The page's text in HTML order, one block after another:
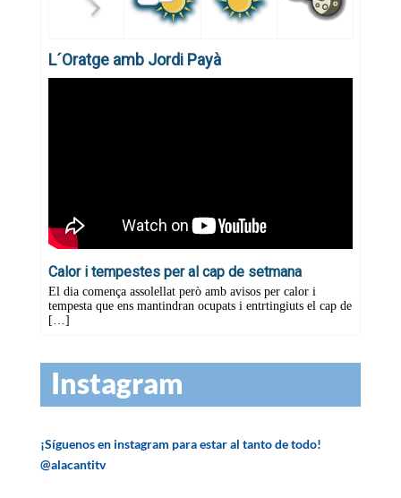
Instagram
¡Síguenos en instagram para estar al tanto de todo!
@alacantitv